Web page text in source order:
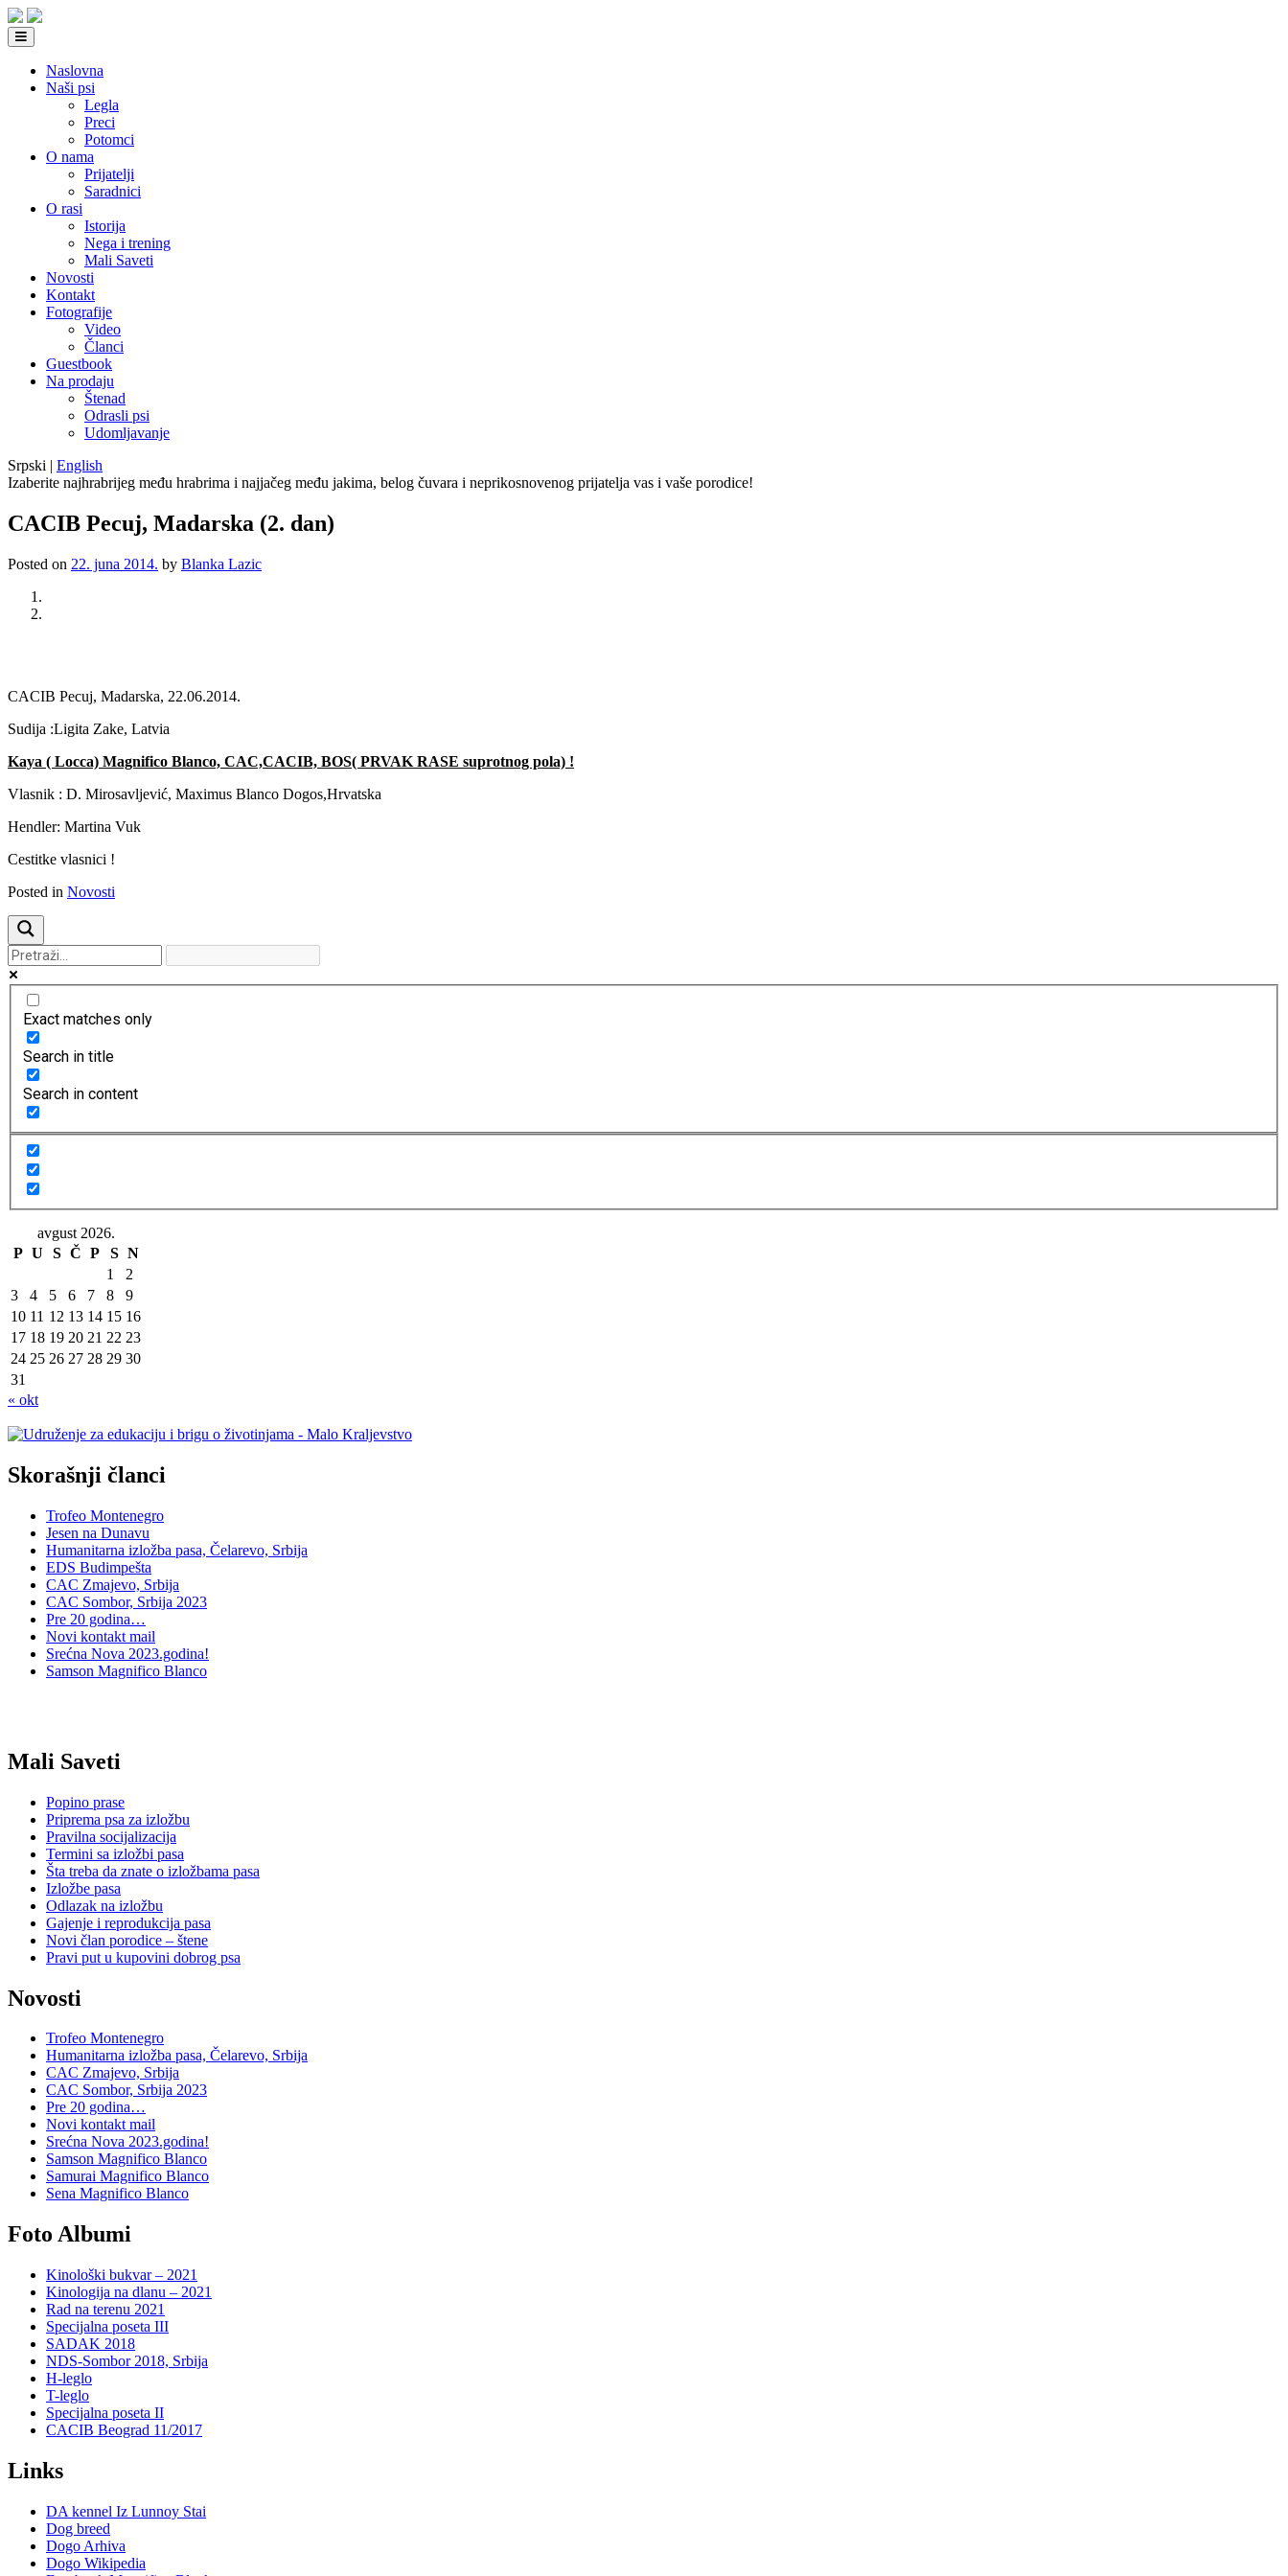
Naslovna
Naši psi
Legla
Preci
Potomci
O nama
Prijatelji
Saradnici
O rasi
Istorija
Nega i trening
Mali Saveti
Novosti
Kontakt
Fotografije
Video
Članci
Guestbook
Na prodaju
Štenad
Odrasli psi
Udomljavanje
Srpski | English
Izaberite najhrabrijeg među hrabrima i najjačeg među jakima, belog čuvara i neprikosnovenog prijatelja vas i vaše porodice!
CACIB Pecuj, Madarska (2. dan)
Posted on 22. juna 2014. by Blanka Lazic
CACIB Pecuj, Madarska, 22.06.2014.
Sudija :Ligita Zake, Latvia
Kaya ( Locca) Magnifico Blanco, CAC,CACIB, BOS( PRVAK RASE suprotnog pola) !
Vlasnik : D. Mirosavljević, Maximus Blanco Dogos,Hrvatska
Hendler: Martina Vuk
Cestitke vlasnici !
Posted in Novosti
Exact matches only
Search in title
Search in content
avgust 2026.
P U S Č P S N
1
2
3
4 5 6 7 8
9
10 11 12 13 14 15 16
17 18 19 20 21 22 23
24 25 26 27 28 29 30
31
« okt
Skorašnji članci
Trofeo Montenegro
Jesen na Dunavu
Humanitarna izložba pasa, Čelarevo, Srbija
EDS Budimpešta
CAC Zmajevo, Srbija
CAC Sombor, Srbija 2023
Pre 20 godina…
Novi kontakt mail
Srećna Nova 2023.godina!
Samson Magnifico Blanco
Mali Saveti
Popino prase
Priprema psa za izložbu
Pravilna socijalizacija
Termini sa izložbi pasa
Šta treba da znate o izložbama pasa
Izložbe pasa
Odlazak na izložbu
Gajenje i reprodukcija pasa
Novi član porodice – štene
Pravi put u kupovini dobrog psa
Novosti
Trofeo Montenegro
Humanitarna izložba pasa, Čelarevo, Srbija
CAC Zmajevo, Srbija
CAC Sombor, Srbija 2023
Pre 20 godina…
Novi kontakt mail
Srećna Nova 2023.godina!
Samson Magnifico Blanco
Samurai Magnifico Blanco
Sena Magnifico Blanco
Foto Albumi
Kinološki bukvar – 2021
Kinologija na dlanu – 2021
Rad na terenu 2021
Specijalna poseta III
SADAK 2018
NDS-Sombor 2018, Srbija
H-leglo
T-leglo
Specijalna poseta II
CACIB Beograd 11/2017
Links
DA kennel Iz Lunnoy Stai
Dog breed
Dogo Arhiva
Dogo Wikipedia